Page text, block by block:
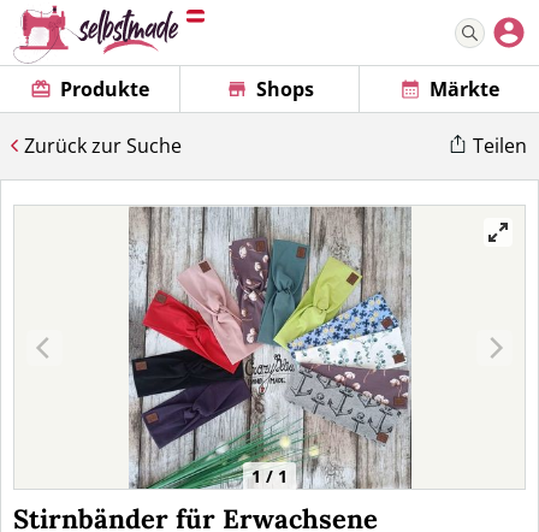
Produkte Shops Märkte
Zurück zur Suche Teilen
1 / 1
Stirnbänder für Erwachsene